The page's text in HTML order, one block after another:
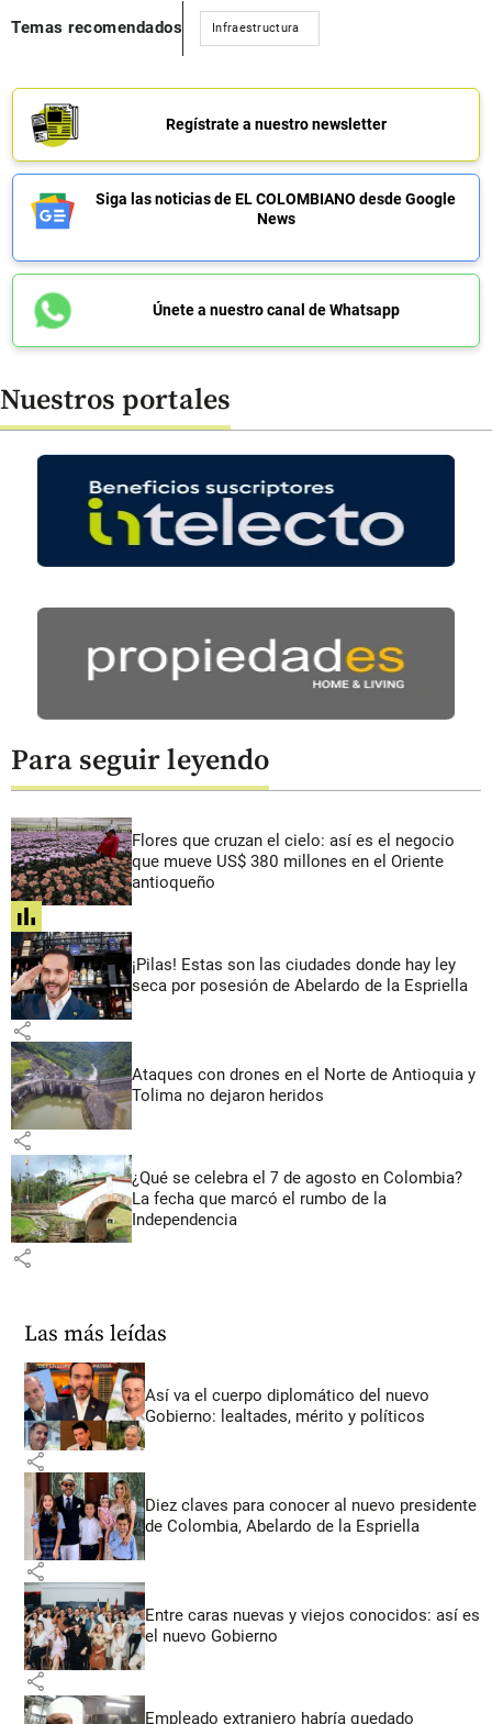
Temas recomendados Infraestructura
Regístrate a nuestro newsletter
Siga las noticias de EL COLOMBIANO desde Google
News
Únete a nuestro canal de Whatsapp
Nuestros portales
Para seguir leyendo
Flores que cruzan el cielo: así es el negocio
que mueve US$ 380 millones en el Oriente
antioqueño
share
¡Pilas! Estas son las ciudades donde hay ley
seca por posesión de Abelardo de la Espriella
share
Ataques con drones en el Norte de Antioquia y
Tolima no dejaron heridos
share
¿Qué se celebra el 7 de agosto en Colombia?
La fecha que marcó el rumbo de la
Independencia
share
Las más leídas
Así va el cuerpo diplomático del nuevo
Gobierno: lealtades, mérito y políticos
share
Diez claves para conocer al nuevo presidente
de Colombia, Abelardo de la Espriella
share
Entre caras nuevas y viejos conocidos: así es
el nuevo Gobierno
share
Empleado extranjero habría quedado